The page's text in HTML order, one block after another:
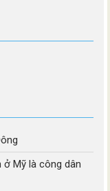
ở Mỹ là công dân